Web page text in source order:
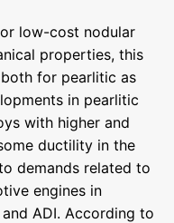
low-cost nodular
properties, this
for pearlitic as
in pearlitic
with higher and
ductility in the
demands related to
engines in
ADI. According to